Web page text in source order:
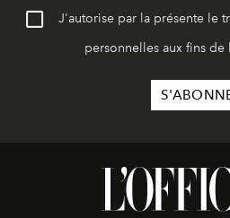
J'autorise par la présente le
personnelles aux fins de